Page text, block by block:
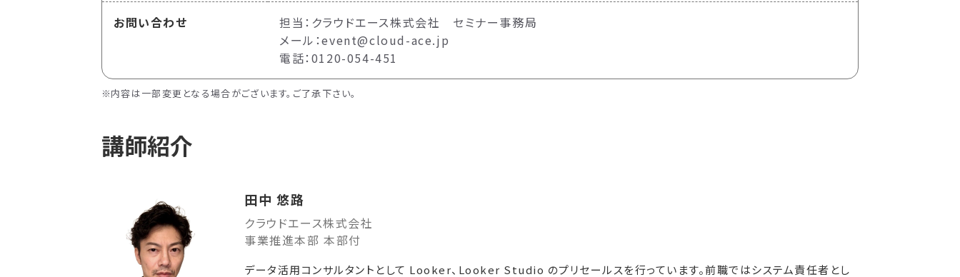
お問い合わせ
担当：クラウドエース株式会社 セミナー事務局
メール：event@cloud-ace.jp
電話：0120-054-451
内容は一部変更となる場合がございます。ご了承下さい。
講師紹介
田中 悠路
クラウドエース株式会社
事業推進本部 本部付
データ活用コンサルタントとして Looker、Looker Studio のプリセールスを行っています。前職ではシステム責任者とし